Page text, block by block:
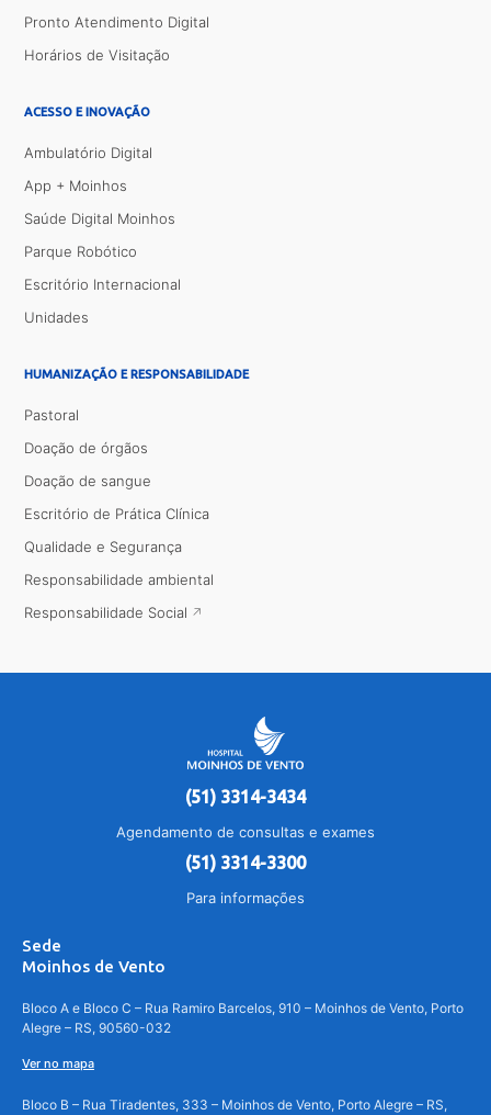
Pronto Atendimento Digital
Horários de Visitação
ACESSO E INOVAÇÃO
Ambulatório Digital
App + Moinhos
Saúde Digital Moinhos
Parque Robótico
Escritório Internacional
Unidades
HUMANIZAÇÃO E RESPONSABILIDADE
Pastoral
Doação de órgãos
Doação de sangue
Escritório de Prática Clínica
Qualidade e Segurança
Responsabilidade ambiental
Responsabilidade Social
(51) 3314-3434
Agendamento de consultas e exames
(51) 3314-3300
Para informações
Sede
Moinhos de Vento
Bloco A e Bloco C – Rua Ramiro Barcelos, 910 – Moinhos de Vento, Porto
Alegre – RS, 90560-032
Ver no mapa
Bloco B – Rua Tiradentes, 333 – Moinhos de Vento, Porto Alegre – RS,